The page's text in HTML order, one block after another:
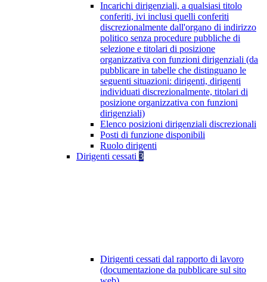
Incarichi dirigenziali, a qualsiasi titolo
conferiti, ivi inclusi quelli conferiti
discrezionalmente dall'organo di indirizzo
politico senza procedure pubbliche di
selezione e titolari di posizione
organizzativa con funzioni dirigenziali (da
pubblicare in tabelle che distinguano le
seguenti situazioni: dirigenti, dirigenti
individuati discrezionalmente, titolari di
posizione organizzativa con funzioni
dirigenziali)
Elenco posizioni dirigenziali discrezionali
Posti di funzione disponibili
Ruolo dirigenti
Dirigenti cessati 3
Dirigenti cessati dal rapporto di lavoro
(documentazione da pubblicare sul sito